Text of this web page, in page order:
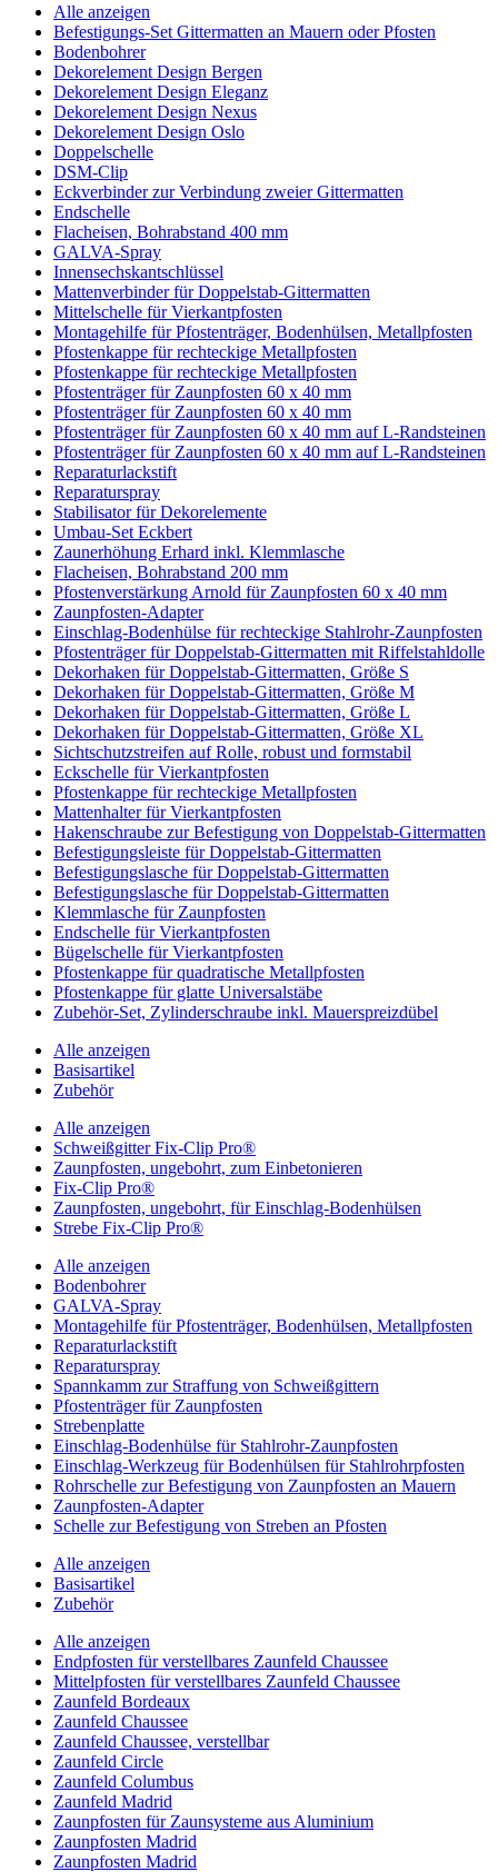
Alle anzeigen
Befestigungs-Set Gittermatten an Mauern oder Pfosten
Bodenbohrer
Dekorelement Design Bergen
Dekorelement Design Eleganz
Dekorelement Design Nexus
Dekorelement Design Oslo
Doppelschelle
DSM-Clip
Eckverbinder zur Verbindung zweier Gittermatten
Endschelle
Flacheisen, Bohrabstand 400 mm
GALVA-Spray
Innensechskantschlüssel
Mattenverbinder für Doppelstab-Gittermatten
Mittelschelle für Vierkantpfosten
Montagehilfe für Pfostenträger, Bodenhülsen, Metallpfosten
Pfostenkappe für rechteckige Metallpfosten
Pfostenkappe für rechteckige Metallpfosten
Pfostenträger für Zaunpfosten 60 x 40 mm
Pfostenträger für Zaunpfosten 60 x 40 mm
Pfostenträger für Zaunpfosten 60 x 40 mm auf L-Randsteinen
Pfostenträger für Zaunpfosten 60 x 40 mm auf L-Randsteinen
Reparaturlackstift
Reparaturspray
Stabilisator für Dekorelemente
Umbau-Set Eckbert
Zaunerhöhung Erhard inkl. Klemmlasche
Flacheisen, Bohrabstand 200 mm
Pfostenverstärkung Arnold für Zaunpfosten 60 x 40 mm
Zaunpfosten-Adapter
Einschlag-Bodenhülse für rechteckige Stahlrohr-Zaunpfosten
Pfostenträger für Doppelstab-Gittermatten mit Riffelstahldolle
Dekorhaken für Doppelstab-Gittermatten, Größe S
Dekorhaken für Doppelstab-Gittermatten, Größe M
Dekorhaken für Doppelstab-Gittermatten, Größe L
Dekorhaken für Doppelstab-Gittermatten, Größe XL
Sichtschutzstreifen auf Rolle, robust und formstabil
Eckschelle für Vierkantpfosten
Pfostenkappe für rechteckige Metallpfosten
Mattenhalter für Vierkantpfosten
Hakenschraube zur Befestigung von Doppelstab-Gittermatten
Befestigungsleiste für Doppelstab-Gittermatten
Befestigungslasche für Doppelstab-Gittermatten
Befestigungslasche für Doppelstab-Gittermatten
Klemmlasche für Zaunpfosten
Endschelle für Vierkantpfosten
Bügelschelle für Vierkantpfosten
Pfostenkappe für quadratische Metallpfosten
Pfostenkappe für glatte Universalstäbe
Zubehör-Set, Zylinderschraube inkl. Mauerspreizdübel
Alle anzeigen
Basisartikel
Zubehör
Alle anzeigen
Schweißgitter Fix-Clip Pro®
Zaunpfosten, ungebohrt, zum Einbetonieren
Fix-Clip Pro®
Zaunpfosten, ungebohrt, für Einschlag-Bodenhülsen
Strebe Fix-Clip Pro®
Alle anzeigen
Bodenbohrer
GALVA-Spray
Montagehilfe für Pfostenträger, Bodenhülsen, Metallpfosten
Reparaturlackstift
Reparaturspray
Spannkamm zur Straffung von Schweißgittern
Pfostenträger für Zaunpfosten
Strebenplatte
Einschlag-Bodenhülse für Stahlrohr-Zaunpfosten
Einschlag-Werkzeug für Bodenhülsen für Stahlrohrpfosten
Rohrschelle zur Befestigung von Zaunpfosten an Mauern
Zaunpfosten-Adapter
Schelle zur Befestigung von Streben an Pfosten
Alle anzeigen
Basisartikel
Zubehör
Alle anzeigen
Endpfosten für verstellbares Zaunfeld Chaussee
Mittelpfosten für verstellbares Zaunfeld Chaussee
Zaunfeld Bordeaux
Zaunfeld Chaussee
Zaunfeld Chaussee, verstellbar
Zaunfeld Circle
Zaunfeld Columbus
Zaunfeld Madrid
Zaunpfosten für Zaunsysteme aus Aluminium
Zaunpfosten Madrid
Zaunpfosten Madrid